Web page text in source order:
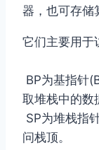
器，也可存储
它们主要用于
BP为基指针
取堆栈中的数
SP为堆栈指
问栈顶。